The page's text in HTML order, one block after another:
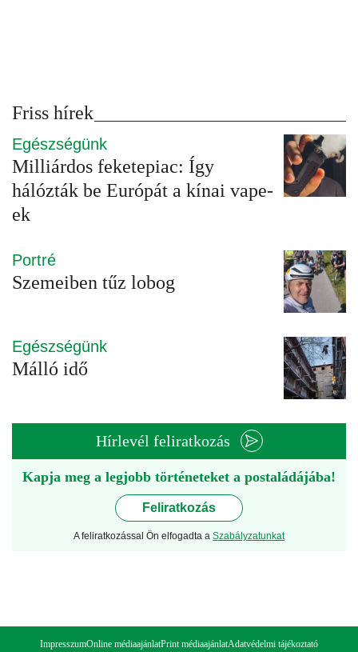
Friss hírek
Egészségünk
Milliárdos feketepiac: Így
hálózták be Európát a kínai vape-
ek
Portré
Szemeiben tűz lobog
Egészségünk
Málló idő
Hírlevél feliratkozás
Kapja meg a legjobb történeteket a postaládájába!
Feliratkozás
A feliratkozással Ön elfogadta a Szabályzatunkat
ImpresszumOnline médiaajánlatPrint médiaajánlatAdatvédelmi tájékoztató